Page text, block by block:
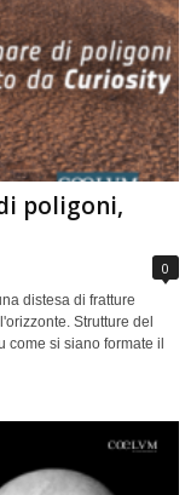
poligoni,
0
distesa di fratture
Strutture del
come si siano formate il